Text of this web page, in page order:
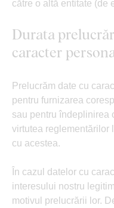
către o altă entitate (de
Durata
caracter
Prelucrăm date cu
pentru furnizarea
sau pentru îndeplinirea
virtutea reglementărilor
cu acestea.
În cazul datelor cu
interesului nostru
motivul prelucrării lor.